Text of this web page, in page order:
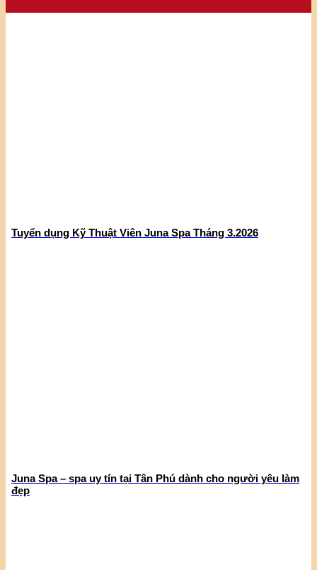
Tuyển dụng Kỹ Thuật Viên Juna Spa Tháng 3.2026
Juna Spa – spa uy tín tại Tân Phú dành cho người yêu làm
đẹp